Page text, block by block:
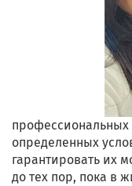
профессиональных
определенных
гарантировать их
до тех пор, пока в